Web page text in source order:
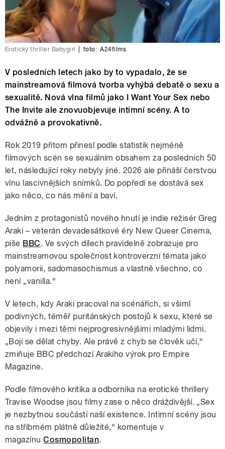
Erotický thriller Babygirl foto: A24films
V posledních letech jako by to vypadalo, že se
mainstreamová filmová tvorba vyhýbá debatě o sexu a
sexualitě. Nová vlna filmů jako I Want Your Sex nebo
The Invite ale znovuobjevuje intimní scény. A to
odvážně a provokativně.
Rok 2019 přitom přinesl podle statistik nejméně
filmových scén se sexuálním obsahem za posledních 50
let, následující roky nebyly jiné. 2026 ale přináší čerstvou
vlnu lascivnějších snímků. Do popředí se dostává sex
jako něco, co nás mění a baví.
Jedním z protagonistů nového hnutí je indie režisér Greg
Araki – veterán devadesátkové éry New Queer Cinema,
píše BBC. Ve svých dílech pravidelně zobrazuje pro
mainstreamovou společnost kontroverzní témata jako
polyamorii, sadomasochismus a vlastně všechno, co
není „vanilla.“
V letech, kdy Araki pracoval na scénářích, si všiml
podivných, téměř puritánských postojů k sexu, které se
objevily i mezi těmi nejprogresivnějšími mladými lidmi.
„Bojí se dělat chyby. Ale právě z chyb se člověk učí,“
zmiňuje BBC předchozí Arakiho výrok pro Empire
Magazine.
Podle filmového kritika a odborníka na erotické thrillery
Travise Woodse jsou filmy zase o něco dráždivější. „Sex
je nezbytnou součástí naší existence. Intimní scény jsou
na stříbrném plátně důležité,“ komentuje v
magazínu Cosmopolitan.